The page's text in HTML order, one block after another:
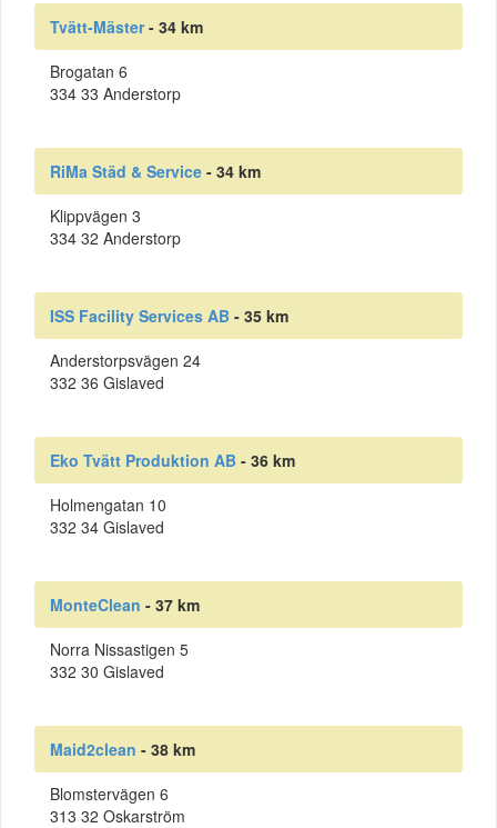
Tvätt-Mäster- 34 km
Brogatan 6
334 33 Anderstorp
RiMa Städ & Service - 34 km
Klippvägen 3
334 32 Anderstorp
ISS Facility Services AB - 35 km
Anderstorpsvägen 24
332 36 Gislaved
Eko Tvätt Produktion AB - 36 km
Holmengatan 10
332 34 Gislaved
MonteClean - 37 km
Norra Nissastigen 5
332 30 Gislaved
Maid2clean - 38 km
Blomstervägen 6
313 32 Oskarström